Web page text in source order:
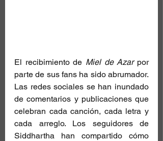
El recibimiento de Miel de Azar por
parte de sus fans ha sido abrumador.
Las redes sociales se han inundado
de comentarios y publicaciones que
celebran cada canción, cada letra y
cada arreglo. Los seguidores de
Siddhartha han compartido cómo